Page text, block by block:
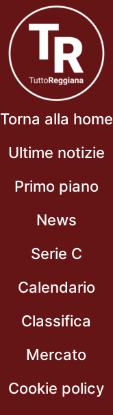
Torna alla home
Ultime notizie
Primo piano
News
Serie C
Calendario
Classifica
Mercato
Cookie policy